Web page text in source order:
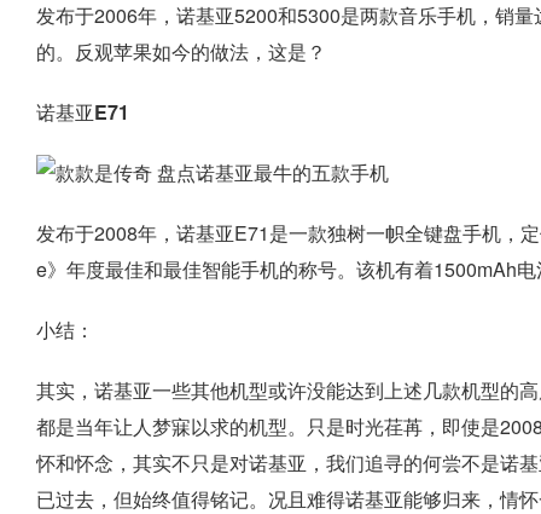
发布于2006年，诺基亚5200和5300是两款音乐手机，销
的。反观苹果如今的做法，这是？
诺基亚E71
发布于2008年，诺基亚E71是一款独树一帜全键盘手机，
e》年度最佳和最佳智能手机的称号。该机有着1500mAh
小结：
其实，诺基亚一些其他机型或许没能达到上述几款机型的
都是当年让人梦寐以求的机型。只是时光荏苒，即使是
怀和怀念，其实不只是对诺基亚，我们追寻的何尝不是诺
已过去，但始终值得铭记。况且难得诺基亚能够归来，情